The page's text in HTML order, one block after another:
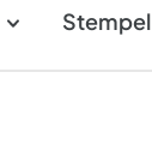
Stempel